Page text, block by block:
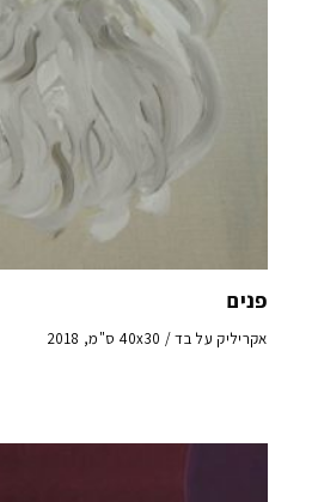
פנים
אקריליק על בד / 40x30 ס"מ, 2018